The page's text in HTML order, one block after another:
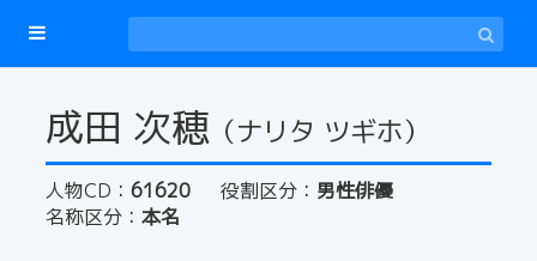
成田 次穂 （ナリタ ツギホ）
人物CD： 61620 役割区分： 男性俳優
名称区分： 本名